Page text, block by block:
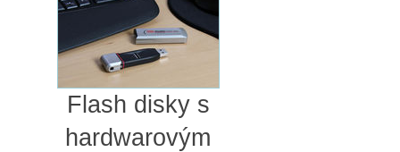
Flash disky s
hardwarovým